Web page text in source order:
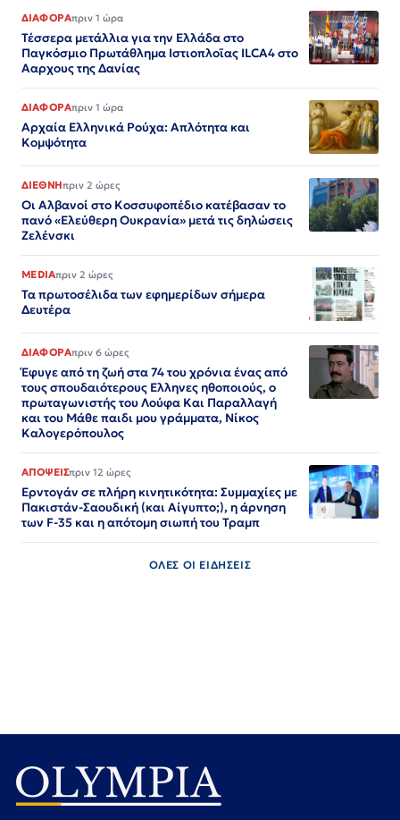
ΔΙΑΦΟΡΑπριν 1 ώρα
Τέσσερα μετάλλια για την Ελλάδα στο
Παγκόσμιο Πρωτάθλημα Ιστιοπλοϊας ILCA4 στο
Ααρχους της Δανίας
ΔΙΑΦΟΡΑπριν 1 ώρα
Αρχαία Ελληνικά Ρούχα: Απλότητα και
Κομψότητα
ΔΙΕΘΝΗπριν 2 ώρες
Οι Αλβανοί στο Κοσσυφοπέδιο κατέβασαν το
πανό «Ελεύθερη Ουκρανία» μετά τις δηλώσεις
Ζελένσκι
MEDIAπριν 2 ώρες
Τα πρωτοσέλιδα των εφημερίδων σήμερα
Δευτέρα
ΔΙΑΦΟΡΑπριν 6 ώρες
Έφυγε από τη ζωή στα 74 του χρόνια ένας από
τους σπουδαιότερους Ελληνες ηθοποιούς, ο
πρωταγωνιστής του Λούφα Και Παραλλαγή
και του Μάθε παιδι μου γράμματα, Νίκος
Καλογερόπουλος
ΑΠΟΨΕΙΣπριν 12 ώρες
Ερντογάν σε πλήρη κινητικότητα: Συμμαχίες με
Πακιστάν-Σαουδική (και Αίγυπτο;), η άρνηση
των F-35 και η απότομη σιωπή του Τραμπ
ΟΛΕΣ ΟΙ ΕΙΔΗΣΕΙΣ